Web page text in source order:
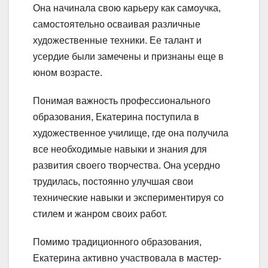
Она начинала свою карьеру как самоучка,
самостоятельно осваивая различные
художественные техники. Ее талант и
усердие были замечены и признаны еще в
юном возрасте.
Понимая важность профессионального
образования, Екатерина поступила в
художественное училище, где она получила
все необходимые навыки и знания для
развития своего творчества. Она усердно
трудилась, постоянно улучшая свои
технические навыки и экспериментируя со
стилем и жанром своих работ.
Помимо традиционного образования,
Екатерина активно участвовала в мастер-